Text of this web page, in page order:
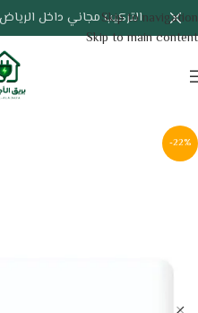
Skip to navigation
Skip to main content
التركيب مجاني داخل
-22%